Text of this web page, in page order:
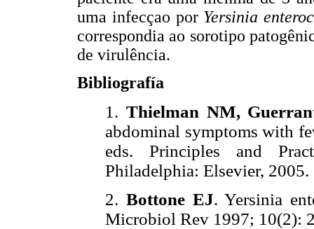
uma infecçao por Yersinia
correspondia ao sorotipo
de virulência.
Bibliografía
1. Thielman NM,
abdominal symptoms with
eds. Principles and
Philadelphia: Elsevier,
2. Bottone EJ. Yersinia
Microbiol Rev 1997; 10(2):